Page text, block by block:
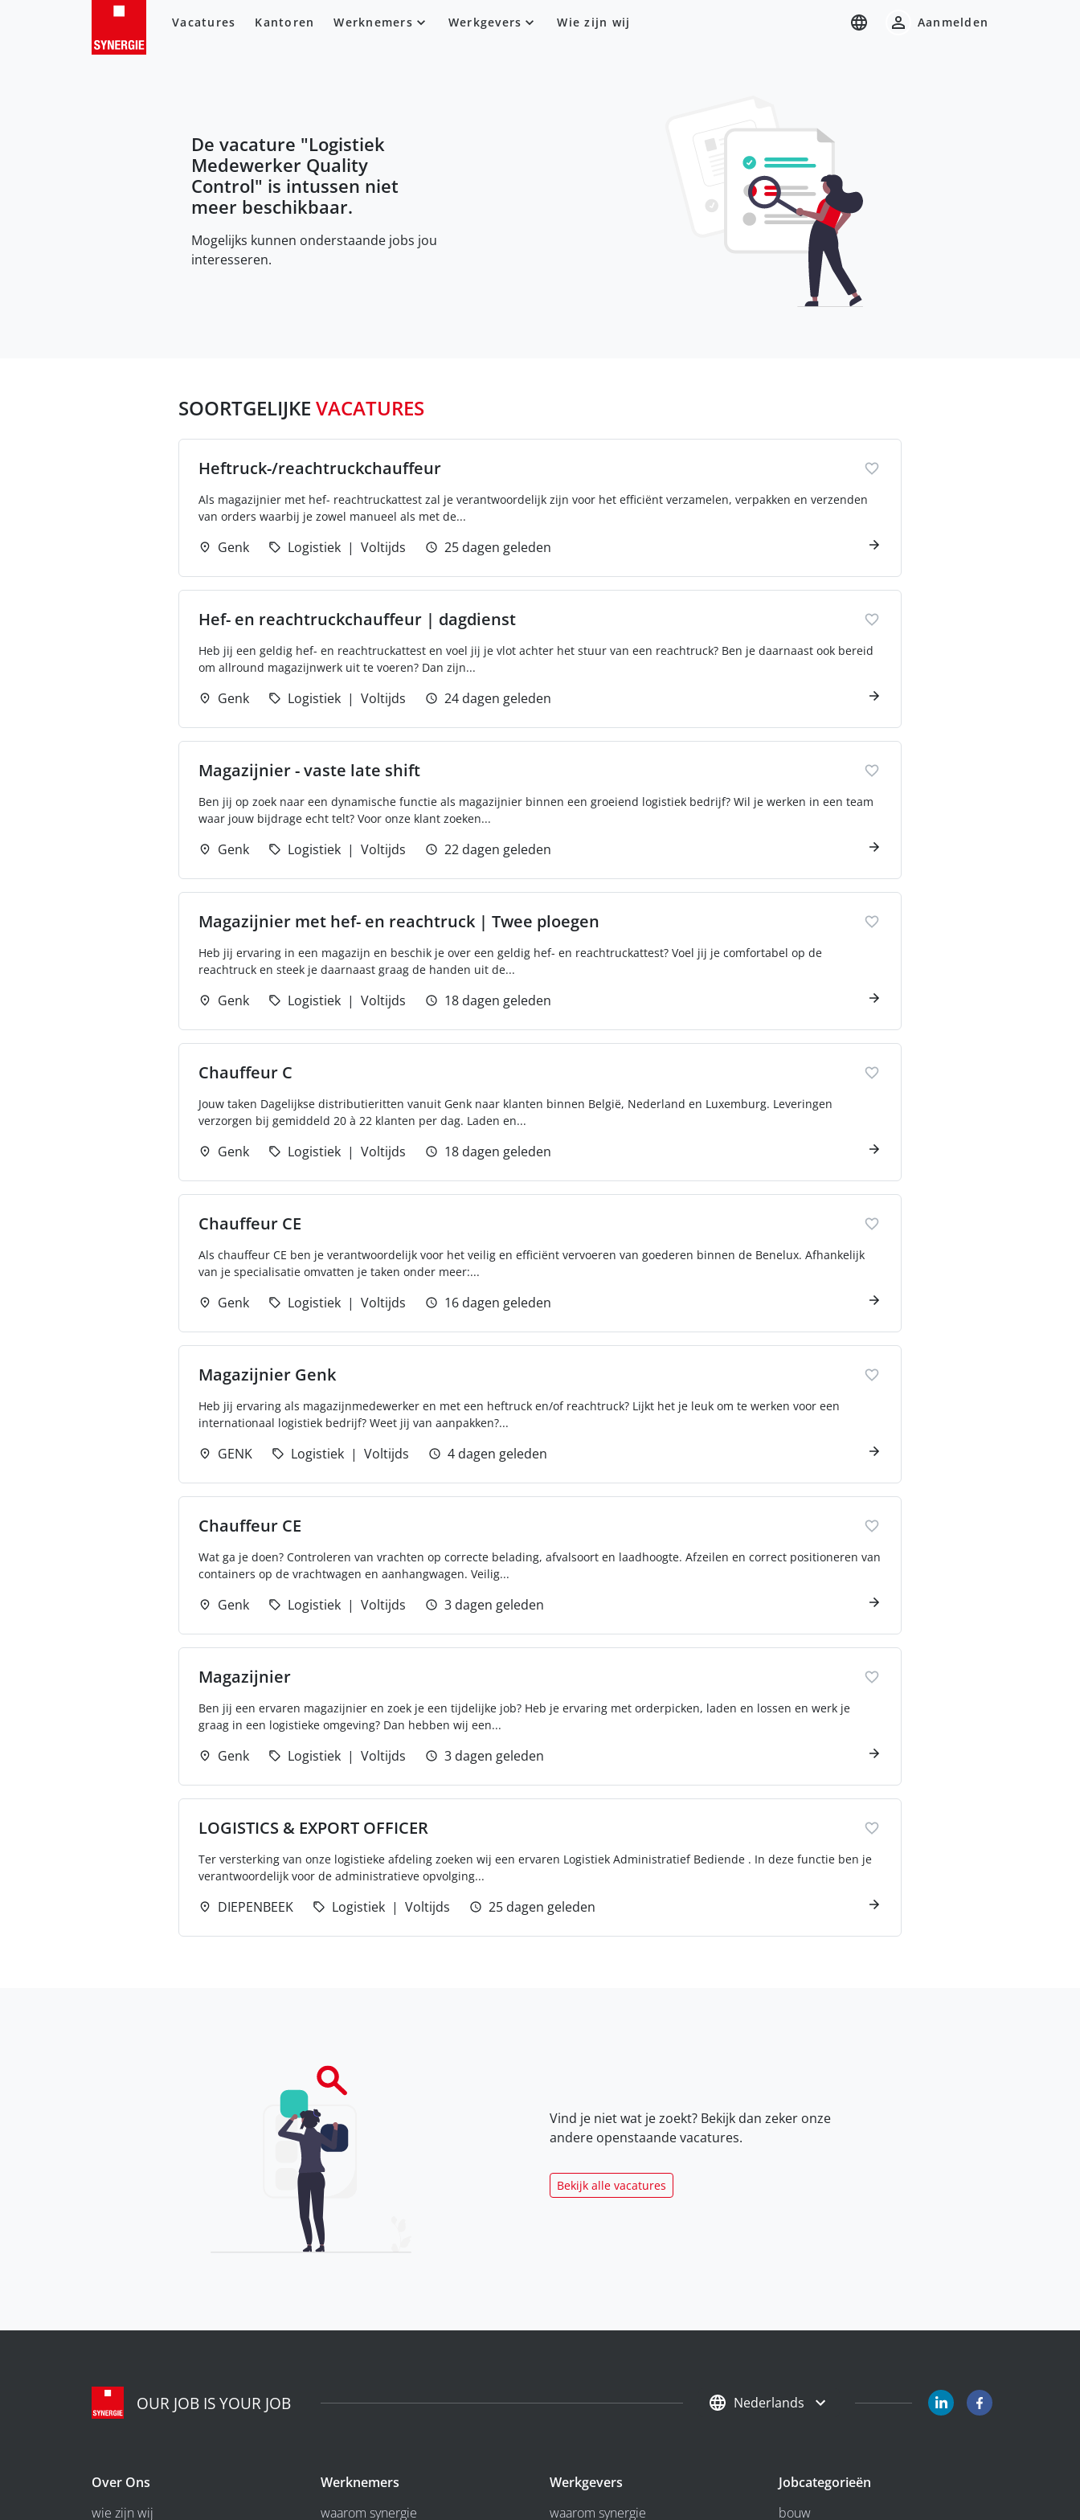
Vacatures Kantoren Werknemers Werkgevers Wie zijn wij Aanmelden
De vacature "Logistiek
Medewerker Quality
Control" is intussen niet
meer beschikbaar.
Mogelijks kunnen onderstaande jobs jou
interesseren.
SOORTGELIJKE VACATURES
Heftruck-/reachtruckchauffeur
Als magazijnier met hef- reachtruckattest zal je verantwoordelijk zijn voor het efficiënt verzamelen, verpakken en verzenden
van orders waarbij je zowel manueel als met de...
Genk Logistiek Voltijds 25 dagen geleden
Hef- en reachtruckchauffeur | dagdienst
Heb jij een geldig hef- en reachtruckattest en voel jij je vlot achter het stuur van een reachtruck? Ben je daarnaast ook bereid
om allround magazijnwerk uit te voeren? Dan zijn...
Genk Logistiek Voltijds 24 dagen geleden
Magazijnier - vaste late shift
Ben jij op zoek naar een dynamische functie als magazijnier binnen een groeiend logistiek bedrijf? Wil je werken in een team
waar jouw bijdrage echt telt? Voor onze klant zoeken...
Genk Logistiek Voltijds 22 dagen geleden
Magazijnier met hef- en reachtruck | Twee ploegen
Heb jij ervaring in een magazijn en beschik je over een geldig hef- en reachtruckattest? Voel jij je comfortabel op de
reachtruck en steek je daarnaast graag de handen uit de...
Genk Logistiek Voltijds 18 dagen geleden
Chauffeur C
Jouw taken Dagelijkse distributieritten vanuit Genk naar klanten binnen België, Nederland en Luxemburg. Leveringen
verzorgen bij gemiddeld 20 à 22 klanten per dag. Laden en...
Genk Logistiek Voltijds 18 dagen geleden
Chauffeur CE
Als chauffeur CE ben je verantwoordelijk voor het veilig en efficiënt vervoeren van goederen binnen de Benelux. Afhankelijk
van je specialisatie omvatten je taken onder meer:...
Genk Logistiek Voltijds 16 dagen geleden
Magazijnier Genk
Heb jij ervaring als magazijnmedewerker en met een heftruck en/of reachtruck? Lijkt het je leuk om te werken voor een
internationaal logistiek bedrijf? Weet jij van aanpakken?...
GENK Logistiek Voltijds 4 dagen geleden
Chauffeur CE
Wat ga je doen? Controleren van vrachten op correcte belading, afvalsoort en laadhoogte. Afzeilen en correct positioneren van
containers op de vrachtwagen en aanhangwagen. Veilig...
Genk Logistiek Voltijds 3 dagen geleden
Magazijnier
Ben jij een ervaren magazijnier en zoek je een tijdelijke job? Heb je ervaring met orderpicken, laden en lossen en werk je
graag in een logistieke omgeving? Dan hebben wij een...
Genk Logistiek Voltijds 3 dagen geleden
LOGISTICS & EXPORT OFFICER
Ter versterking van onze logistieke afdeling zoeken wij een ervaren Logistiek Administratief Bediende . In deze functie ben je
verantwoordelijk voor de administratieve opvolging...
DIEPENBEEK Logistiek Voltijds 25 dagen geleden
Vind je niet wat je zoekt? Bekijk dan zeker onze
andere openstaande vacatures.
Bekijk alle vacatures
OUR JOB IS YOUR JOB Nederlands
Over Ons
wie zijn wij
Werknemers
waarom synergie
Werkgevers
waarom synergie
Jobcategorieën
bouw